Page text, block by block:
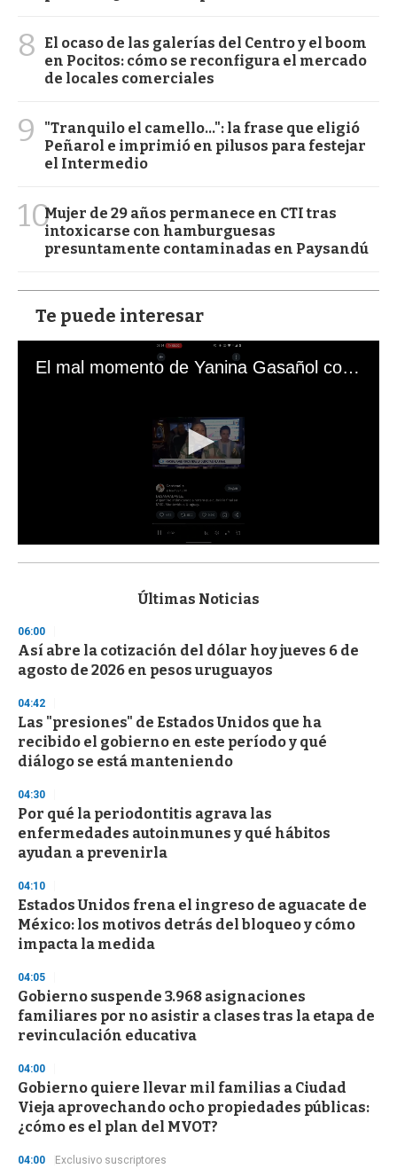
8
El ocaso de las galerías del Centro y el boom
en Pocitos: cómo se reconfigura el mercado
de locales comerciales
9
"Tranquilo el camello...": la frase que eligió
Peñarol e imprimió en pilusos para festejar
el Intermedio
10Mujer de 29 años permanece en CTI tras
intoxicarse con hamburguesas
presuntamente contaminadas en Paysandú
Te puede interesar
El mal momento de Yanina Gasañol con un hincha argentino en "Subrayado"
s
d
s
o
f
3
s
c
o
d
s
Últimas Noticias
06:00
Así abre la cotización del dólar hoy jueves 6 de
agosto de 2026 en pesos uruguayos
04:42
Las "presiones" de Estados Unidos que ha
recibido el gobierno en este período y qué
diálogo se está manteniendo
04:30
Por qué la periodontitis agrava las
enfermedades autoinmunes y qué hábitos
ayudan a prevenirla
04:10
Estados Unidos frena el ingreso de aguacate de
México: los motivos detrás del bloqueo y cómo
impacta la medida
04:05
Gobierno suspende 3.968 asignaciones
familiares por no asistir a clases tras la etapa de
revinculación educativa
04:00
Gobierno quiere llevar mil familias a Ciudad
Vieja aprovechando ocho propiedades públicas:
¿cómo es el plan del MVOT?
04:00 Exclusivo suscriptores